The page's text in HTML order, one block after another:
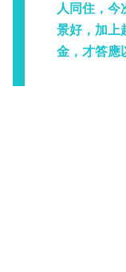
人同住，今
景好，加上
金，才答應